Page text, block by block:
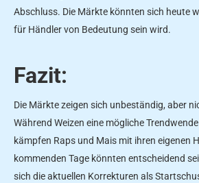
Abschluss. Die Märkte könnten sich heute
für Händler von Bedeutung sein wird.
Fazit:
Die Märkte zeigen sich unbeständig, aber
Während Weizen eine mögliche
kämpfen Raps und Mais mit ihren eigenen
kommenden Tage könnten entscheidend
sich die aktuellen Korrekturen als